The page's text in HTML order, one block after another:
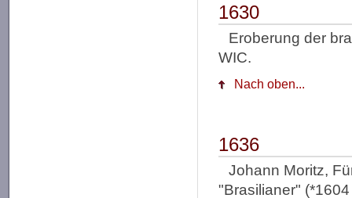
1630
Eroberung der
WIC.
Nach oben...
1636
Johann Moritz,
"Brasilianer"